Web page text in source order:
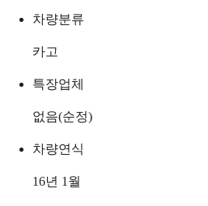
차량분류
카고
특장업체
없음(순정)
차량연식
16년 1월